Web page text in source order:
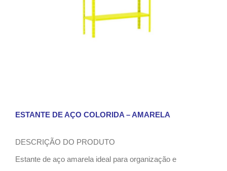
ESTANTE DE AÇO COLORIDA – AMARELA
DESCRIÇÃO DO PRODUTO
Estante de aço amarela ideal para organização e